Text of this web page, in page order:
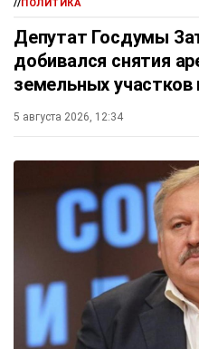
//ПОЛИТИКА
Депутат Госдумы
добивался снятия
земельных участков
5 августа 2026, 12:34